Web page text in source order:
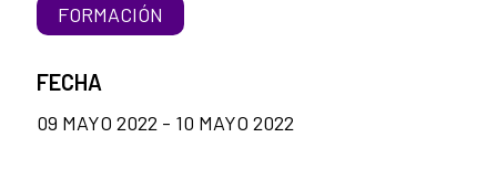
FORMACIÓN
FECHA
09 MAYO 2022 - 10 MAYO 2022